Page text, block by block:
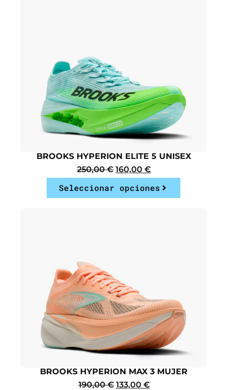
BROOKS HYPERION ELITE 5 UNISEX
250,00€ 160,00 €
Seleccionar opciones
BROOKS HYPERION MAX 3 MUJER
190,00€ 133,00 €